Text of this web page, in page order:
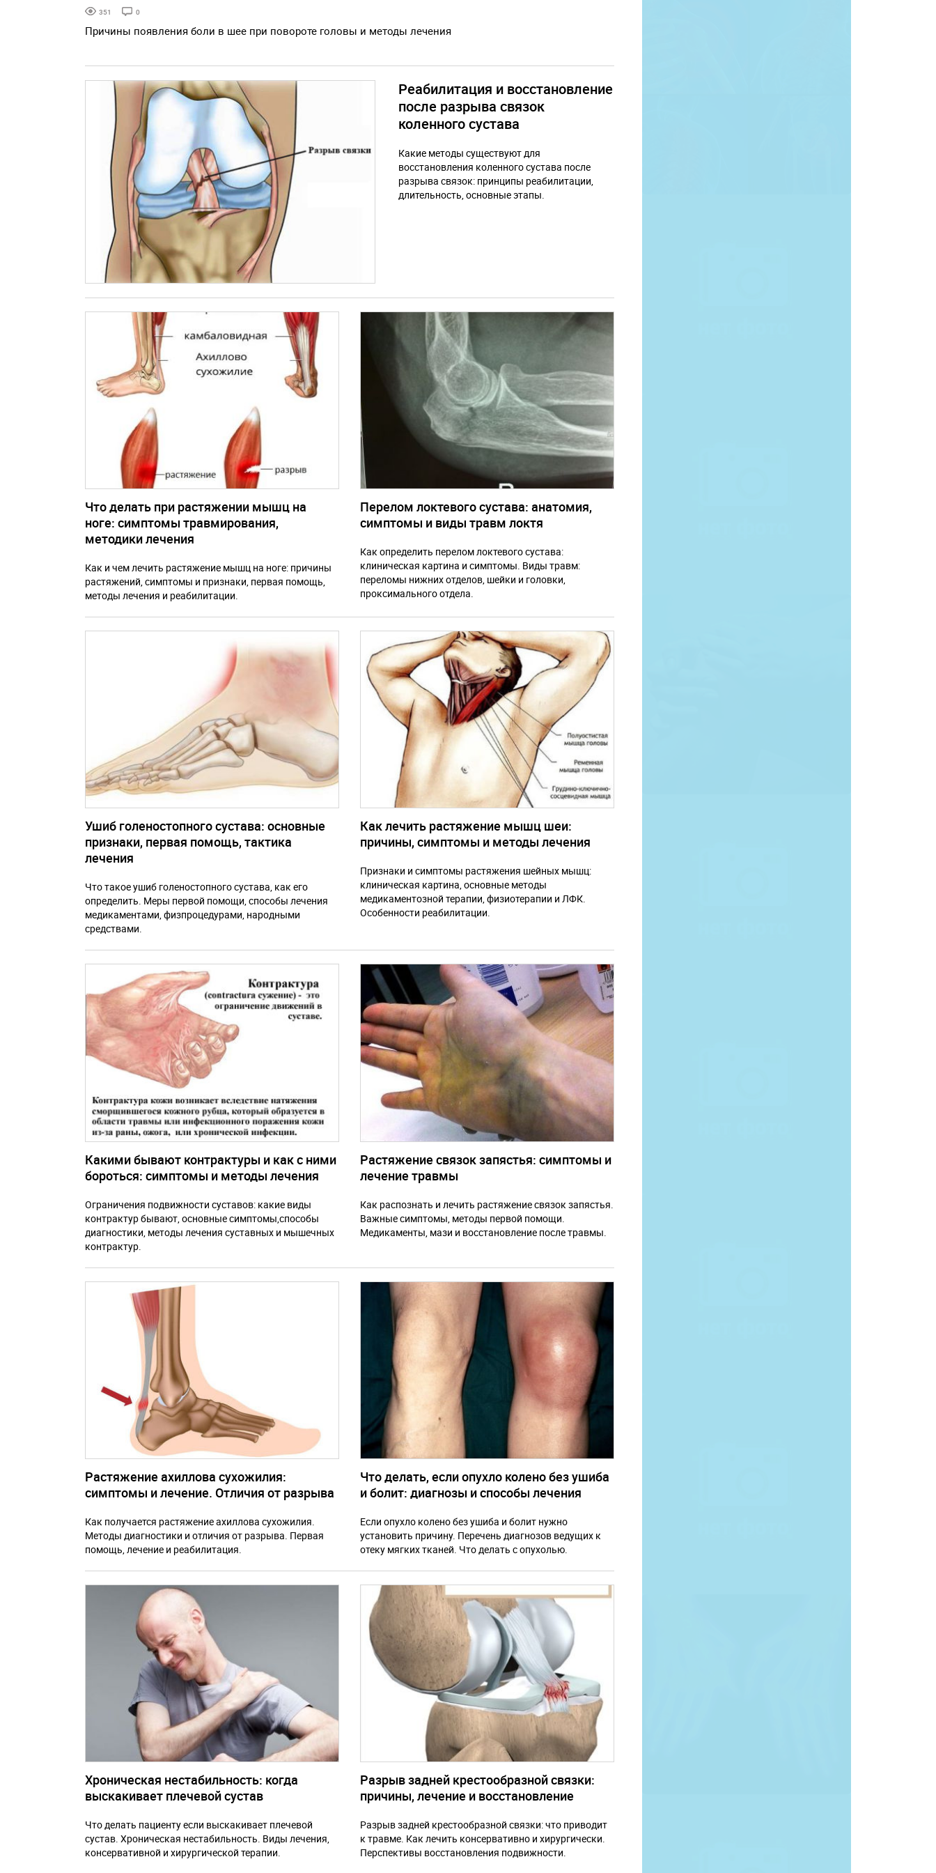
351 0
Причины появления боли в шее при повороте головы и методы лечения
Реабилитация и восстановление
после разрыва связок
коленного сустава
Какие методы существуют для
восстановления коленного сустава после
разрыва связок: принципы реабилитации,
длительность, основные этапы.
Что делать при растяжении мышц на
ноге: симптомы травмирования,
методики лечения
Как и чем лечить растяжение мышц на ноге: причины
растяжений, симптомы и признаки, первая помощь,
методы лечения и реабилитации.
Перелом локтевого сустава: анатомия,
симптомы и виды травм локтя
Как определить перелом локтевого сустава:
клиническая картина и симптомы. Виды травм:
переломы нижних отделов, шейки и головки,
проксимального отдела.
Ушиб голеностопного сустава: основные
признаки, первая помощь, тактика
лечения
Что такое ушиб голеностопного сустава, как его
определить. Меры первой помощи, способы лечения
медикаментами, физпроцедурами, народными
средствами.
Как лечить растяжение мышц шеи:
причины, симптомы и методы лечения
Признаки и симптомы растяжения шейных мышц:
клиническая картина, основные методы
медикаментозной терапии, физиотерапии и ЛФК.
Особенности реабилитации.
Какими бывают контрактуры и как с ними
бороться: симптомы и методы лечения
Ограничения подвижности суставов: какие виды
контрактур бывают, основные симптомы,способы
диагностики, методы лечения суставных и мышечных
контрактур.
Растяжение связок запястья: симптомы и
лечение травмы
Как распознать и лечить растяжение связок запястья.
Важные симптомы, методы первой помощи.
Медикаменты, мази и восстановление после травмы.
Растяжение ахиллова сухожилия:
симптомы и лечение. Отличия от разрыва
Как получается растяжение ахиллова сухожилия.
Методы диагностики и отличия от разрыва. Первая
помощь, лечение и реабилитация.
Что делать, если опухло колено без ушиба
и болит: диагнозы и способы лечения
Если опухло колено без ушиба и болит нужно
установить причину. Перечень диагнозов ведущих к
отеку мягких тканей. Что делать с опухолью.
Хроническая нестабильность: когда
выскакивает плечевой сустав
Что делать пациенту если выскакивает плечевой
сустав. Хроническая нестабильность. Виды лечения,
консервативной и хирургической терапии.
Разрыв задней крестообразной связки:
причины, лечение и восстановление
Разрыв задней крестообразной связки: что приводит
к травме. Как лечить консервативно и хирургически.
Перспективы восстановления подвижности.